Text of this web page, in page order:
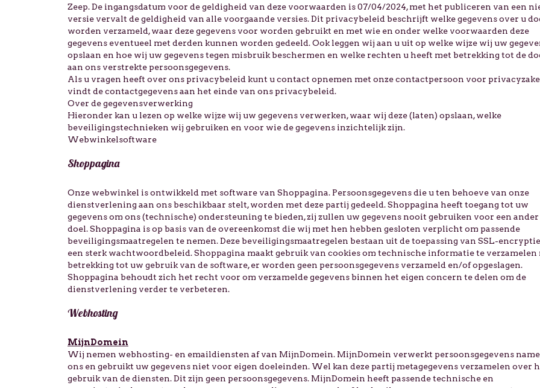
Zeep. De ingangsdatum voor de geldigheid van deze voorwaarden is 07/04/2024, met het publiceren van een
versie vervalt de geldigheid van alle voorgaande versies. Dit privacybeleid beschrijft welke gegevens over u
worden verzameld, waar deze gegevens voor worden gebruikt en met wie en onder welke voorwaarden deze
gegevens eventueel met derden kunnen worden gedeeld. Ook leggen wij aan u uit op welke wijze wij uw
opslaan en hoe wij uw gegevens tegen misbruik beschermen en welke rechten u heeft met betrekking tot de
aan ons verstrekte persoonsgegevens.
Als u vragen heeft over ons privacybeleid kunt u contact opnemen met onze contactpersoon voor
vindt de contactgegevens aan het einde van ons privacybeleid.
Over de gegevensverwerking
Hieronder kan u lezen op welke wijze wij uw gegevens verwerken, waar wij deze (laten) opslaan, welke
beveiligingstechnieken wij gebruiken en voor wie de gegevens inzichtelijk zijn.
Webwinkelsoftware
Shoppagina
Onze webwinkel is ontwikkeld met software van Shoppagina. Persoonsgegevens die u ten behoeve van onze
dienstverlening aan ons beschikbaar stelt, worden met deze partij gedeeld. Shoppagina heeft toegang tot uw
gegevens om ons (technische) ondersteuning te bieden, zij zullen uw gegevens nooit gebruiken voor een ander
doel. Shoppagina is op basis van de overeenkomst die wij met hen hebben gesloten verplicht om passende
beveiligingsmaatregelen te nemen. Deze beveiligingsmaatregelen bestaan uit de toepassing van SSL-
een sterk wachtwoordbeleid. Shoppagina maakt gebruik van cookies om technische informatie te verzamelen
betrekking tot uw gebruik van de software, er worden geen persoonsgegevens verzameld en/of opgeslagen.
Shoppagina behoudt zich het recht voor om verzamelde gegevens binnen het eigen concern te delen om de
dienstverlening verder te verbeteren.
Webhosting
MijnDomein
Wij nemen webhosting- en emaildiensten af van MijnDomein. MijnDomein verwerkt persoonsgegevens
ons en gebruikt uw gegevens niet voor eigen doeleinden. Wel kan deze partij metagegevens verzamelen over
gebruik van de diensten. Dit zijn geen persoonsgegevens. MijnDomein heeft passende technische en